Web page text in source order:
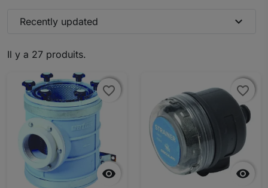
Il y a 27 produits.
Recently updated expand_more

favorite_border
favorite_border

favorite_border
favorite_border